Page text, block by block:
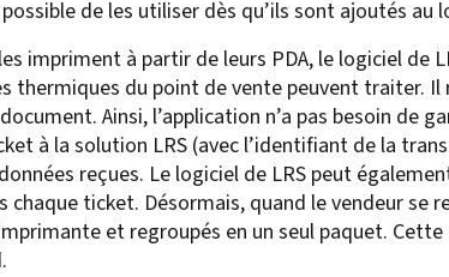
de les utiliser dès qu’ils sont ajoutés au
impriment à partir de leurs PDA, le logiciel de
thermiques du point de vente peuvent traiter. Il
Ainsi, l’application n’a pas besoin de
à la solution LRS (avec l’identifiant de la
reçues. Le logiciel de LRS peut
ticket. Désormais, quand le vendeur se
et regroupés en un seul paquet.